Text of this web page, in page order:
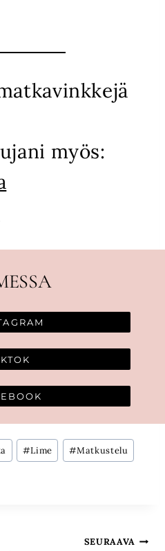
myös:
#Lime #Matkustelu
SEURAAVA